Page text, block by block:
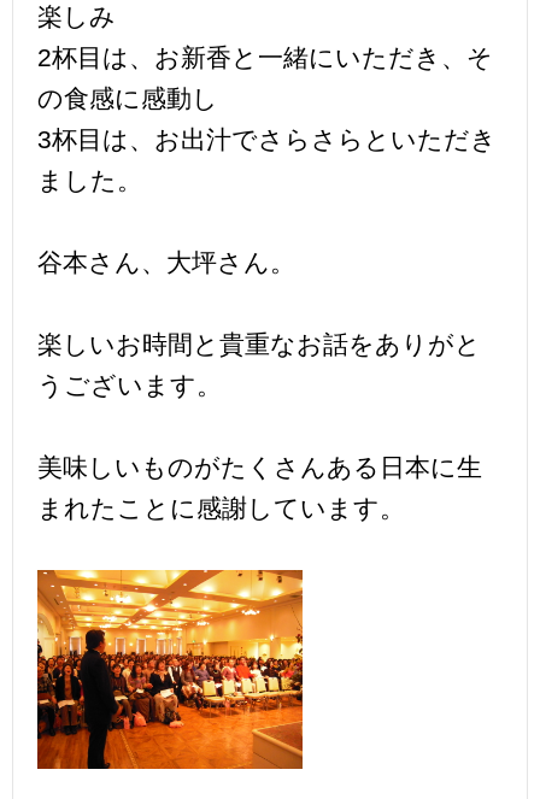
楽しみ
2杯目は、お新香と一緒にいただき、そ
の食感に感動し
3杯目は、お出汁でさらさらといただき
ました。
谷本さん、大坪さん。
楽しいお時間と貴重なお話をありがと
うございます。
美味しいものがたくさんある日本に生
まれたことに感謝しています。